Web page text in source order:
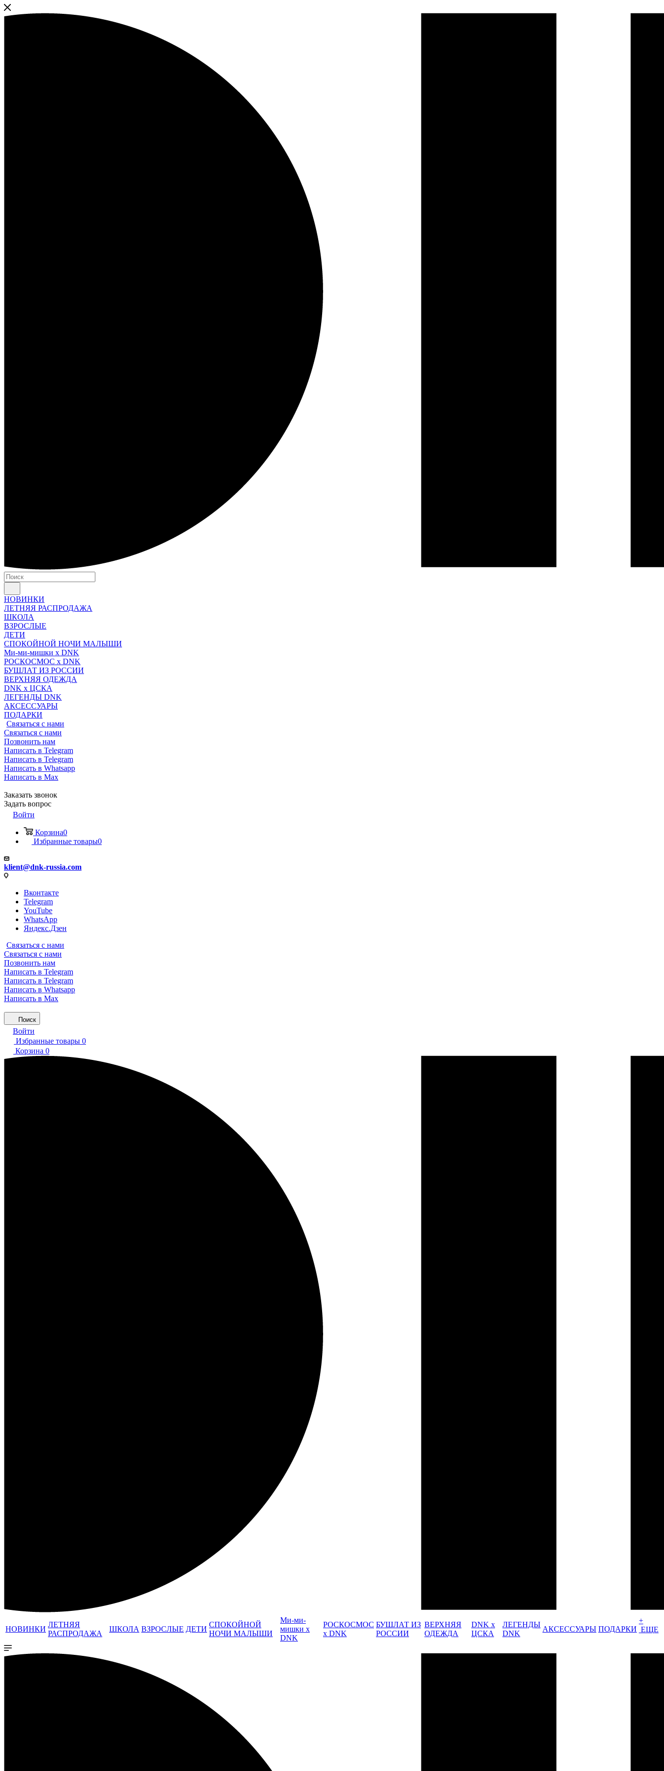
НОВИНКИ
ЛЕТНЯЯ РАСПРОДАЖА
ШКОЛА
ВЗРОСЛЫЕ
ДЕТИ
СПОКОЙНОЙ НОЧИ МАЛЫШИ
Ми-ми-мишки x DNK
РОСКОСМОС x DNK
БУШЛАТ ИЗ РОССИИ
ВЕРХНЯЯ ОДЕЖДА
DNK x ЦСКА
ЛЕГЕНДЫ DNK
АКСЕССУАРЫ
ПОДАРКИ
Связаться с нами
Связаться с нами
Позвонить нам
Написать в Telegram
Написать в Telegram
Написать в Whatsapp
Написать в Max
Заказать звонок
Задать вопрос
Войти
Корзина0
Избранные товары0
klient@dnk-russia.com
Вконтакте
Telegram
YouTube
WhatsApp
Яндекс.Дзен
Связаться с нами
Связаться с нами
Позвонить нам
Написать в Telegram
Написать в Telegram
Написать в Whatsapp
Написать в Max
Поиск
Войти
Избранные товары 0
Корзина 0
НОВИНКИ
ЛЕТНЯЯ
РАСПРОДАЖА
ШКОЛА ВЗРОСЛЫЕ ДЕТИ
СПОКОЙНОЙ
НОЧИ МАЛЫШИ
Ми-ми-
мишки x
DNK
РОСКОСМОС
x DNK
БУШЛАТ ИЗ
РОССИИ
ВЕРХНЯЯ
ОДЕЖДА
DNK x
ЦСКА
ЛЕГЕНДЫ
DNK
АКСЕССУАРЫ ПОДАРКИ
+
ЕЩЕ